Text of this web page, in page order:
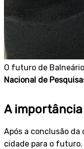
O futuro de
Nacional de
A
Após a conclusão da
cidade para o